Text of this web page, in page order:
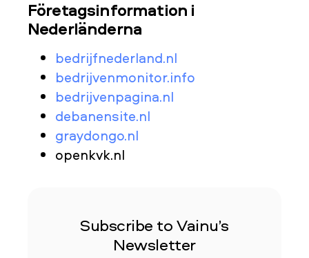
Företagsinformation i
Nederländerna
bedrijfnederland.nl
bedrijvenmonitor.info
bedrijvenpagina.nl
debanensite.nl
graydongo.nl
openkvk.nl
Subscribe to Vainu’s
Newsletter